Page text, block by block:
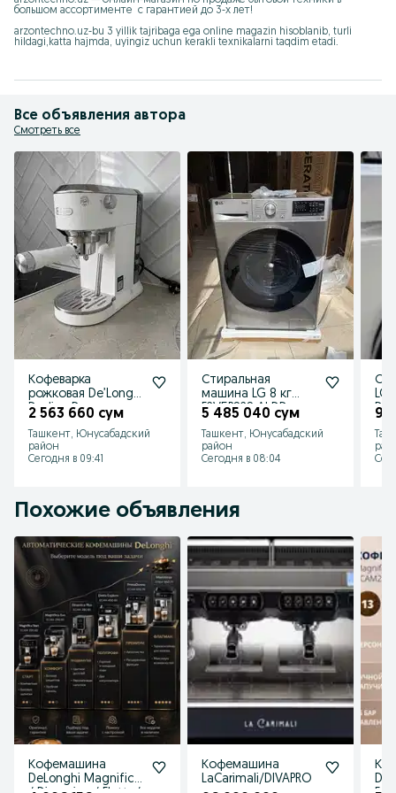
большом ассортименте  с гарантией до 3-х лет!
arzontechno.uz-bu 3 yillik tajribaga ega online magazin hisoblanib, turli
hildagi,katta hajmda, uyingiz uchun kerakli texnikalarni taqdim etadi.
Все объявления автора
Смотреть все
Кофеварка
рожковая De’Longhi
Dedica Duo
EC890.WI
2 563 660 сум
Ташкент, Юнусабадский
район
Сегодня в 09:41
Стиральная
машина LG 8 кг
F2V5PS2S AI DD
Inverter Steam
ThinQ™
5 485 040 сум
Ташкент, Юнусабадский
район
Сегодня в 08:04
LG
9
Похожие объявления
Кофемашина
DeLonghi Magnifica
Кофемашина
LaCarimali/DIVAPRO